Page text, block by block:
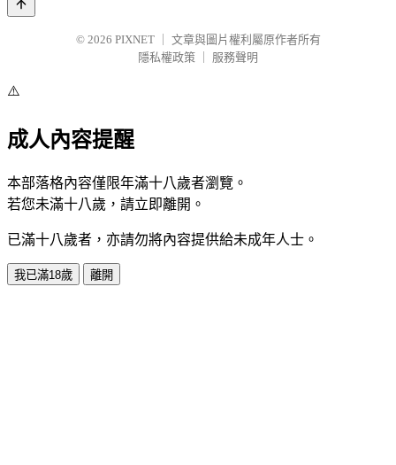
© 2026 PIXNET
文章與圖片權利屬原作者所有
隱私權政策
服務聲明
⚠️
成人內容提醒
本部落格內容僅限年滿十八歲者瀏覽。
若您未滿十八歲，請立即離開。
已滿十八歲者，亦請勿將內容提供給未成年人士。
我已滿18歲 離開